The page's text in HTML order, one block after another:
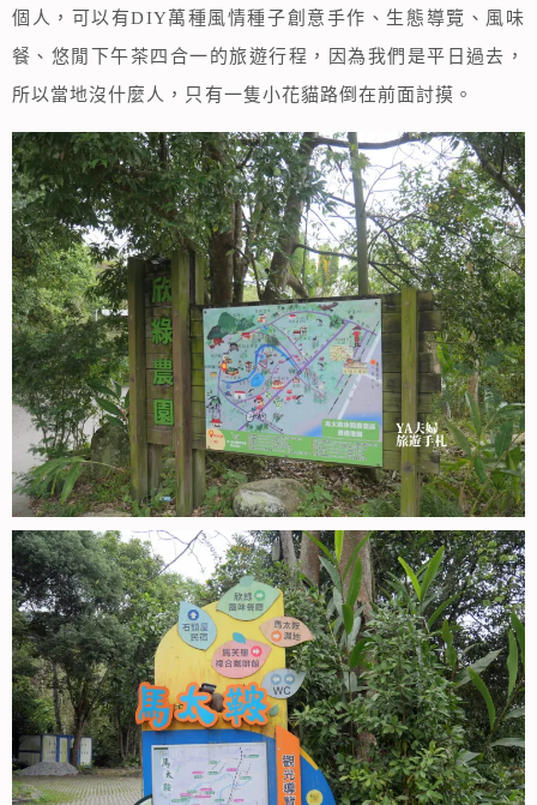
個人，可以有DIY萬種風情種子創意手作、生態導覽、風味
餐、悠閒下午茶四合一的旅遊行程，因為我們是平日過去，
所以當地沒什麼人，只有一隻小花貓路倒在前面討摸。